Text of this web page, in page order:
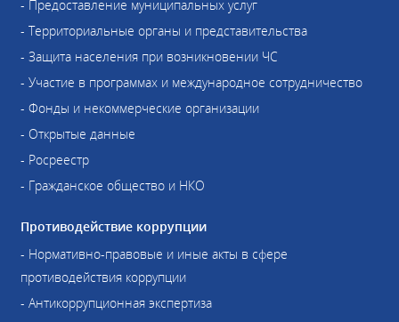
- Предоставление муниципальных услуг
- Территориальные органы и представительства
- Защита населения при возникновении ЧС
- Участие в программах и международное сотрудничество
- Фонды и некоммерческие организации
- Открытые данные
- Росреестр
- Гражданское общество и НКО
Противодействие коррупции
- Нормативно-правовые и иные акты в сфере
противодействия коррупции
- Антикоррупционная экспертиза